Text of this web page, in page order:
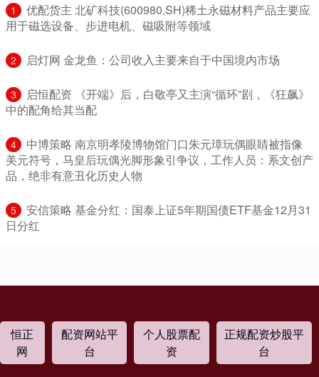
1
​优配货主 北矿科技(600980.SH)稀土永磁材料产品主要应
用于磁选设备、步进电机、磁吸附等领域
2 ​启灯网 金龙鱼：公司收入主要来自于中国境内市场
3
​启恒配资 《开端》后，白敬亭又主演“循环”剧，《狂飙》
中的配角给其当配
4
​中博策略 南京明孝陵博物馆门口朱元璋玩偶眼睛被指像
美元符号，马皇后玩偶光脚形象引争议，工作人员：系文创产
品，绝非有意丑化历史人物
5
​安信策略 基金分红：国泰上证5年期国债ETF基金12月31
日分红
恒正
网
配资网站平
台
个人股票配
资
正规配资炒股平
台